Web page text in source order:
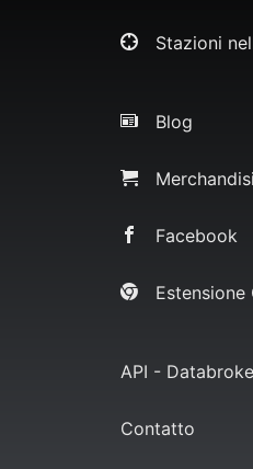
Stazioni
Blog
Facebook
Estensione
API -
Contatto